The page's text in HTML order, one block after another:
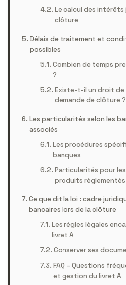
Le calcul des intérêts
clôture
Délais de traitement et
possibles
Combien de temps
?
Existe-t-il un droit
demande de clôture ?
Les particularités selon les
associés
Les procédures
banques
Particularités pour
produits réglementés
Ce que dit la loi : cadre
bancaires lors de la clôture
Les règles légales
livret A
Conserver ses
FAQ – Questions
et gestion du livret A